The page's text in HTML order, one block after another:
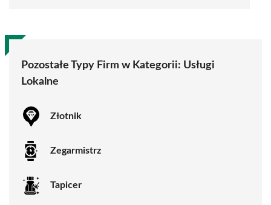
Pozostałe Typy Firm w Kategorii: Usługi
Lokalne
Złotnik
Zegarmistrz
Tapicer